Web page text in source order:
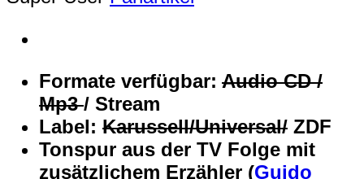
Formate verfügbar: Audio CD /
Mp3/ Stream
Label: Karussell/Universal/ ZDF
Tonspur aus der TV Folge mit
zusätzlichem Erzähler (Guido